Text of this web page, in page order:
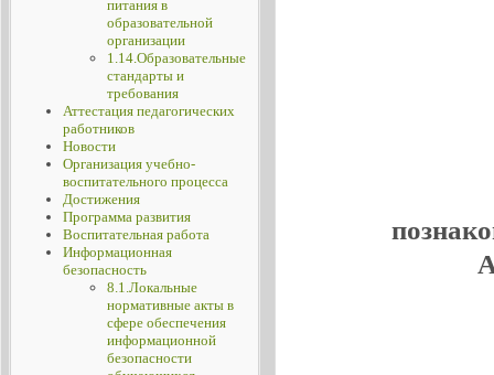
питания в
образовательной
организации
1.14.Образовательные
стандарты и
требования
Аттестация педагогических
работников
Новости
Организация учебно-
воспитательного процесса
Достижения
Программа развития
Воспитательная работа
Информационная
безопасность
8.1.Локальные
нормативные акты в
сфере обеспечения
информационной
безопасности